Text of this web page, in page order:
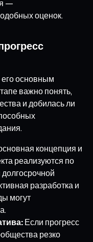
—
оценок.
его основным
важно понять,
и добилась ли
концепция и
реализуются по
разработка и
могут
Если прогресс
резко